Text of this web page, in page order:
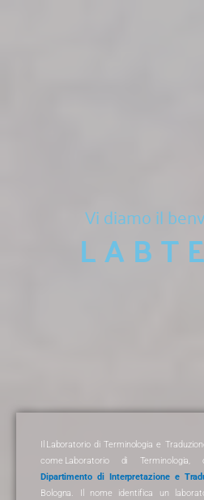
Vi diamo il
Laboratorio di Terminologia e
come Laboratorio di Terminologia,
Dipartimento di Interpretazione e
Bologna. Il nome identifica un